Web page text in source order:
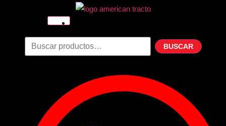
Nosotros
Productos
Refrigerante
Lubricantes
BUSCAR